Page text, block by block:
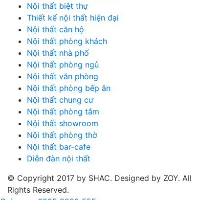
Nội thất biệt thự
Thiết kế nội thất hiện đại
Nội thất căn hộ
Nội thất phòng khách
Nội thất nhà phố
Nội thất phòng ngủ
Nội thất văn phòng
Nội thất phòng bếp ăn
Nội thất chung cư
Nội thất phòng tắm
Nội thất showroom
Nội thất phòng thờ
Nội thất bar-cafe
Diễn đàn nội thất
© Copyright 2017 by SHAC. Designed by ZOY. All
Rights Reserved.